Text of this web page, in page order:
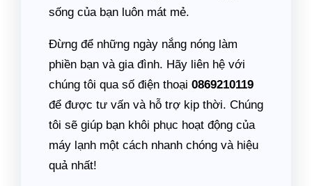
sống của bạn luôn mát mẻ.
Đừng để những ngày nắng nóng làm
phiền bạn và gia đình. Hãy liên hệ với
chúng tôi qua số điện thoại 0869210119
để được tư vấn và hỗ trợ kịp thời. Chúng
tôi sẽ giúp bạn khôi phục hoạt động của
máy lạnh một cách nhanh chóng và hiệu
quả nhất!